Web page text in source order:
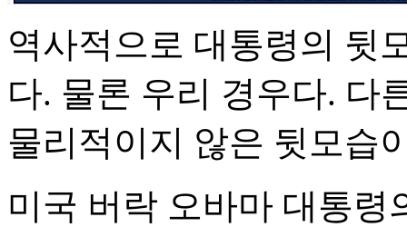
역사적으로 대통령의 뒷
다. 물론 우리 경우다. 다
물리적이지 않은 뒷모습
미국 버락 오바마 대통령